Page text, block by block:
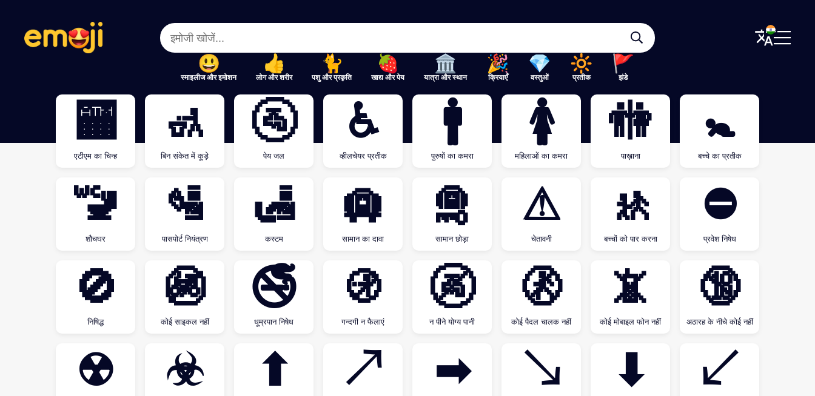
स्माइलीज और इमोशन लोग और शरीर पशु और प्रकृति खाद्य और पेय यात्रा और स्थान क्रियाएँ वस्तुओं प्रतीक झंडे
Close
Close
🏧
एटीएम का चिन्ह
🚮
बिन संकेत में कूड़े
🚰
पेय जल
♿
व्हीलचेयर प्रतीक
🚹
पुरुषों का कमरा
🚺
महिलाओं का कमरा
🚻
पाख़ाना
🚼
बच्चे का प्रतीक
🚾
शौचघर
🛂
पासपोर्ट नियंत्रण
🛃
कस्टम
🛄
सामान का दावा
🛅
सामान छोड़ा
⚠
चेतावनी
🚸
बच्चों को पार करना
⛔
प्रवेश निषेध
🚫
निषिद्ध
🚳
कोई साइकल नहीं
🚭
धूम्रपान निषेध
🚯
गन्दगी न फैलाएं
🚱
न पीने योग्य पानी
🚷
कोई पैदल चालक नहीं
📵
कोई मोबाइल फोन नहीं
🔞
अठारह के नीचे कोई नहीं
☢ ☣ ⬆ ↗ ➡ ↘ ⬇ ↙